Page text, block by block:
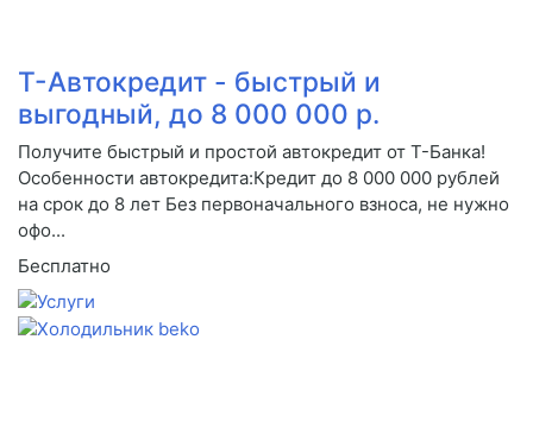
Т-Автокредит - быстрый и
выгодный, до 8 000 000 р.
Получите быстрый и простой автокредит от Т-Банка!
Особенности автокредита:Кредит до 8 000 000 рублей
на срок до 8 лет Без первоначального взноса, не нужно
офо...
Бесплатно